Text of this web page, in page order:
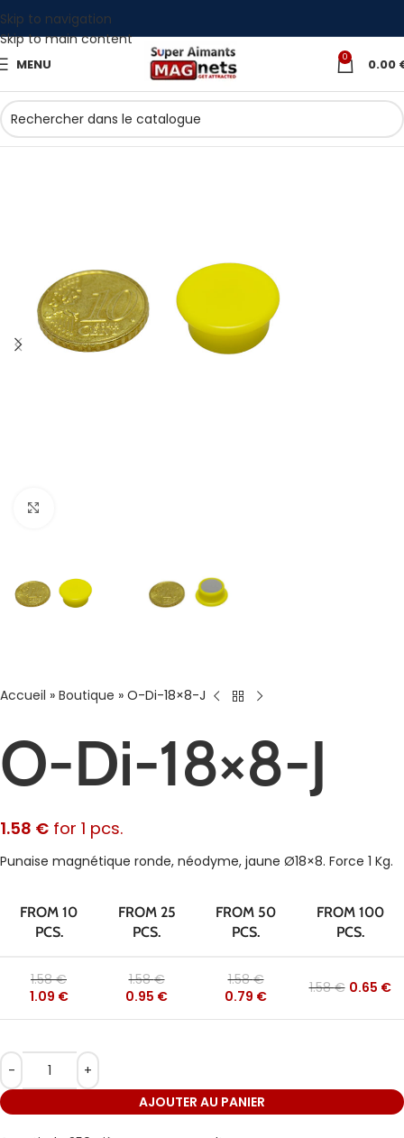
Skip to navigation
Skip to main content
MENU 0 0.00
Accueil » Boutique » O-Di-18×8-J
O-Di-18×8-J
1.58 € for 1 pcs.
Punaise magnétique ronde, néodyme, jaune Ø18×8. Force 1 Kg.
FROM 10
PCS.
FROM 25
PCS.
FROM 50
PCS.
FROM 100
PCS.
1.58€
1.09 €
1.58€
0.95 €
1.58€
0.79 € 1.58€ 0.65 €
AJOUTER AU PANIER